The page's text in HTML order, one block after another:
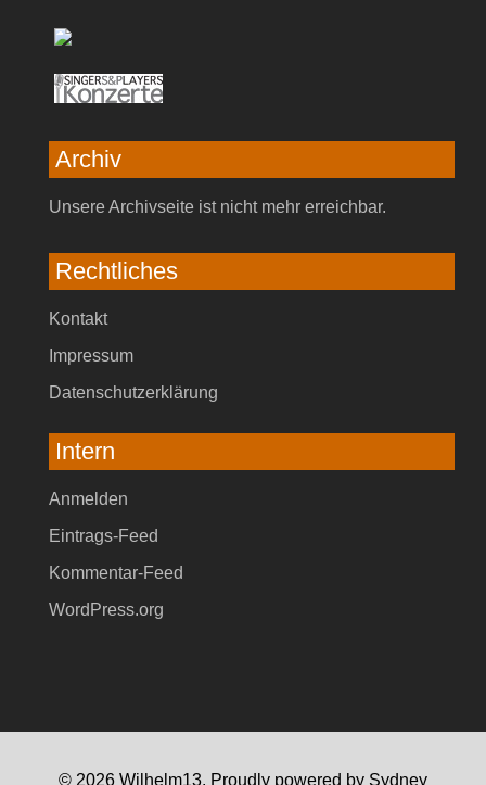
Archiv
Unsere Archivseite ist nicht mehr erreichbar.
Rechtliches
Kontakt
Impressum
Datenschutzerklärung
Intern
Anmelden
Eintrags-Feed
Kommentar-Feed
WordPress.org
© 2026 Wilhelm13. Proudly powered by Sydney